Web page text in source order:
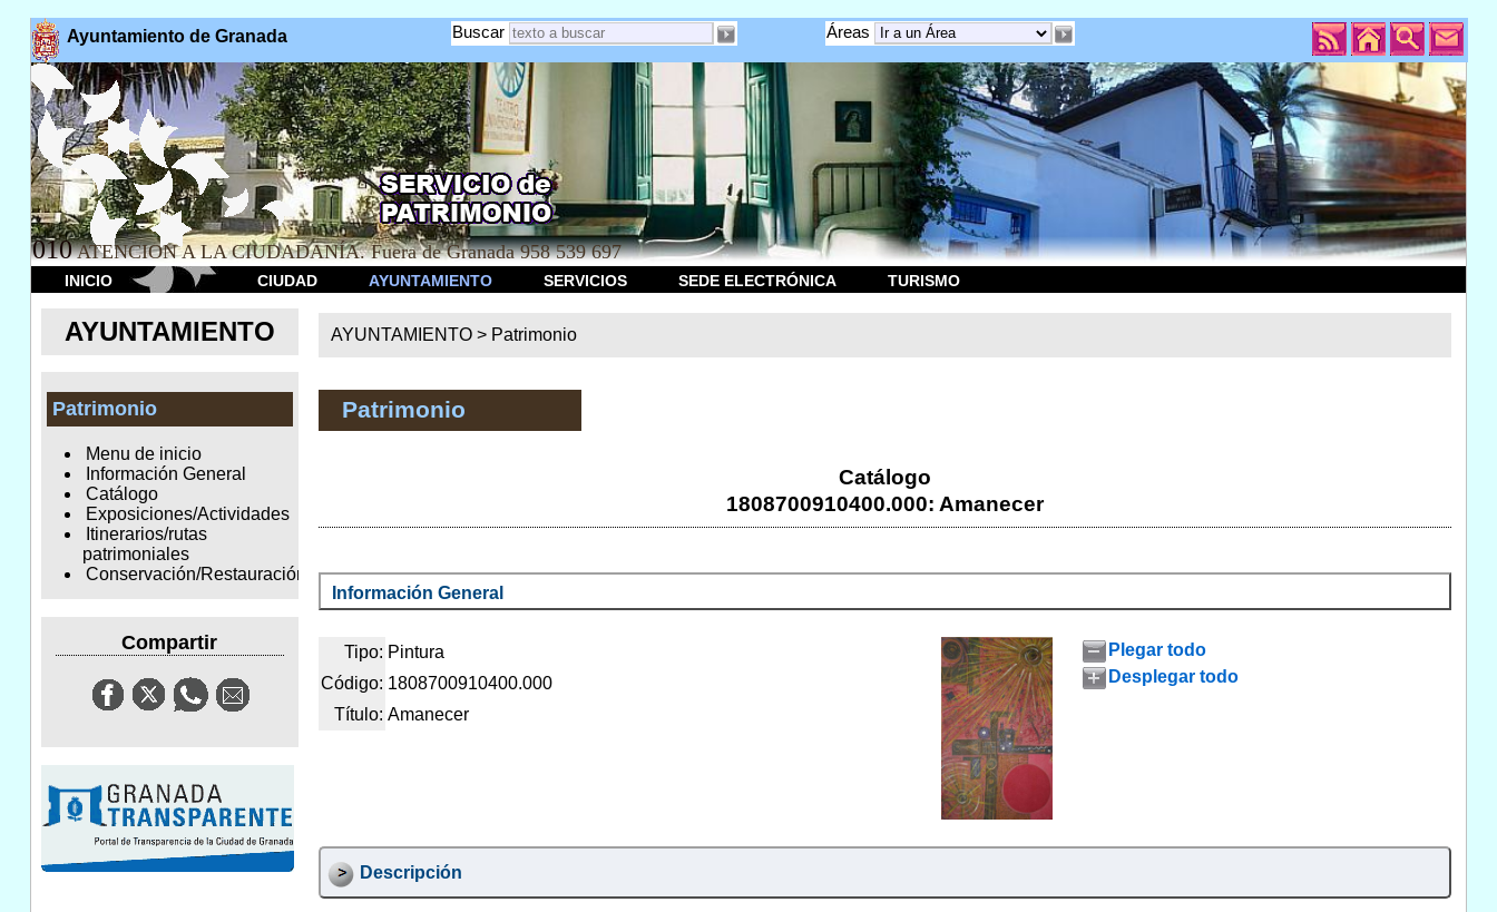
Ayuntamiento de Granada Áreas
Buscar
010 ATENCION A LA CIUDADANÍA. Fuera de Granada 958 539 697
INICIO CIUDAD AYUNTAMIENTO SERVICIOS SEDE ELECTRÓNICA TURISMO
AYUNTAMIENTO
Patrimonio
Menu de inicio
Información General
Catálogo
Exposiciones/Actividades
Itinerarios/rutas
patrimoniales
Conservación/Restauración
Compartir
AYUNTAMIENTO > Patrimonio
Patrimonio
Catálogo
1808700910400.000: Amanecer
Información General
Tipo: Pintura
Código: 1808700910400.000
Título: Amanecer
Plegar todo
Desplegar todo
Descripción